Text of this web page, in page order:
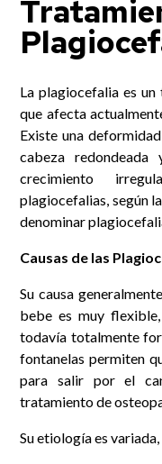
La plagiocefalia es
que afecta
Existe una
cabeza redondeada
crecimiento
plagiocefalias, según
denominar
Causas de las
Su causa
bebe es muy
todavía totalmente
fontanelas permiten
para salir por el
tratamiento de
Su etiología es